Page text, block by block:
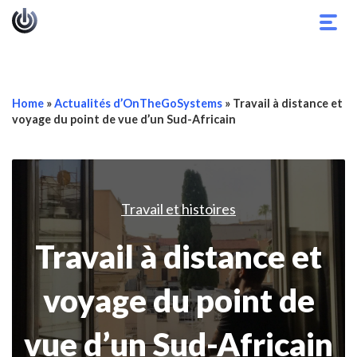
Home »Actualités d’OnTheGoSystems » Travail à distance et
voyage du point de vue d’un Sud-Africain
Travail et histoires
Travail à distance et
voyage du point de
vue d’un Sud-Africain